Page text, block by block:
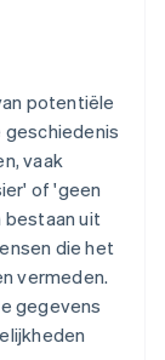
potentiële
geschiedenis
vaak
of 'geen
bestaan uit
die het
vermeden.
gegevens